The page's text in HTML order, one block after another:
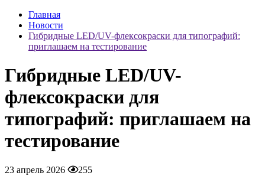
Главная
Новости
Гибридные LED/UV-флексокраски для типографий:
приглашаем на тестирование
Гибридные LED/UV-
флексокраски для
типографий: приглашаем на
тестирование
23 апрель 2026 255